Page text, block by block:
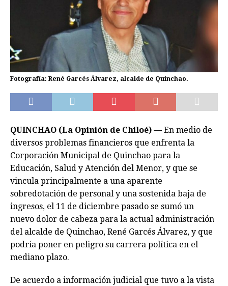
Fotografía: René Garcés Álvarez, alcalde de Quinchao.
QUINCHAO (La Opinión de Chiloé) — En medio de
diversos problemas financieros que enfrenta la
Corporación Municipal de Quinchao para la
Educación, Salud y Atención del Menor, y que se
vincula principalmente a una aparente
sobredotación de personal y una sostenida baja de
ingresos, el 11 de diciembre pasado se sumó un
nuevo dolor de cabeza para la actual administración
del alcalde de Quinchao, René Garcés Álvarez, y que
podría poner en peligro su carrera política en el
mediano plazo.
De acuerdo a información judicial que tuvo a la vista